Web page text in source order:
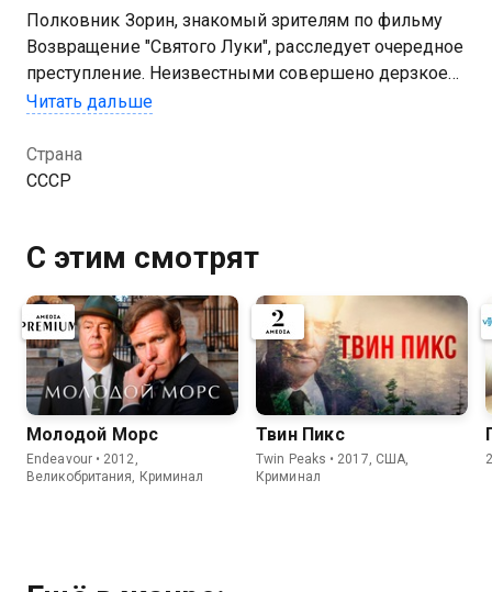
Полковник Зорин, знакомый зрителям по фильму
Возвращение "Святого Луки", расследует очередное
преступление. Неизвестными совершено дерзкое
ограбление. На этот раз из коллекции украден
Читать дальше
Страна
СССР
С этим смотрят
Молодой Морс
Endeavour • 2012,
Великобритания, Криминал
Твин Пикс
Twin Peaks • 2017, США,
Криминал